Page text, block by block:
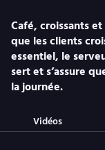
Café, croissants
que les clients
essentiel, le
sert et s’assure
la journée.
Vidéos